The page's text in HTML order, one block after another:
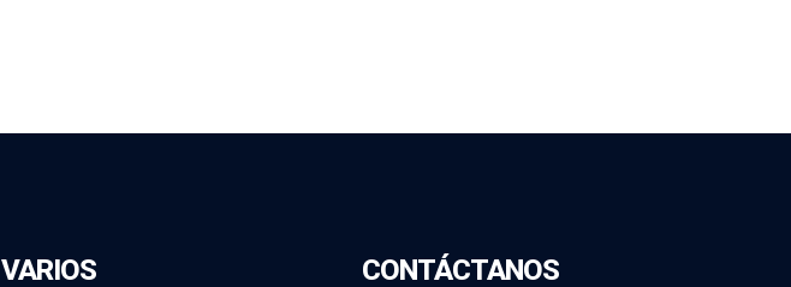
VARIOS CONTÁCTANOS